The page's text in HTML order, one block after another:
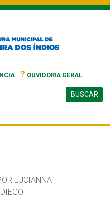
? OUVIDORIA GERAL
BUSCAR
LUCIANNA